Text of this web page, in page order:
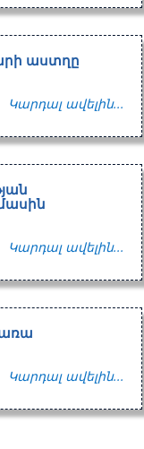
աստղը
Կարդալ ավելին...
Կարդալ ավելին...
Կարդալ ավելին...